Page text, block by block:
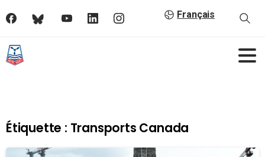
Français
Étiquette : Transports Canada